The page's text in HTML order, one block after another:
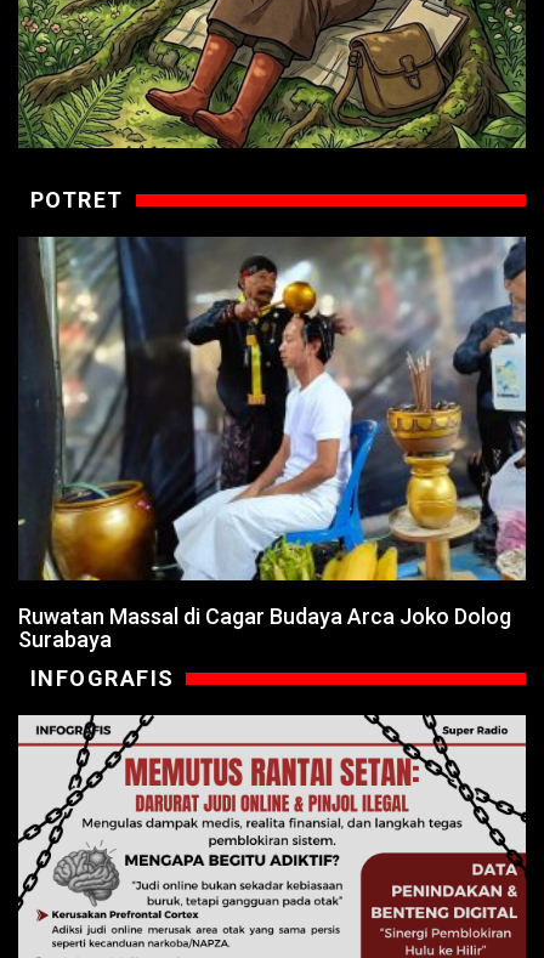
POTRET
Ruwatan Massal di Cagar Budaya Arca Joko Dolog
Surabaya
INFOGRAFIS